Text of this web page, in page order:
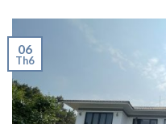
06
Th6